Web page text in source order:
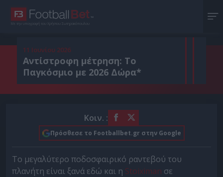
Με την υπογραφή του Χρήστου Σωτηρακόπουλου
11 Ιουνίου 2026
Αντίστροφη μέτρηση: Το
Παγκόσμιο με 2026 Δώρα*
Κοιν. :
Πρόσθεσε το Footballbet.gr στην Google
Το μεγαλύτερο ποδοσφαιρικό ραντεβού του
πλανήτη είναι ξανά εδώ και η Stoiximan σε